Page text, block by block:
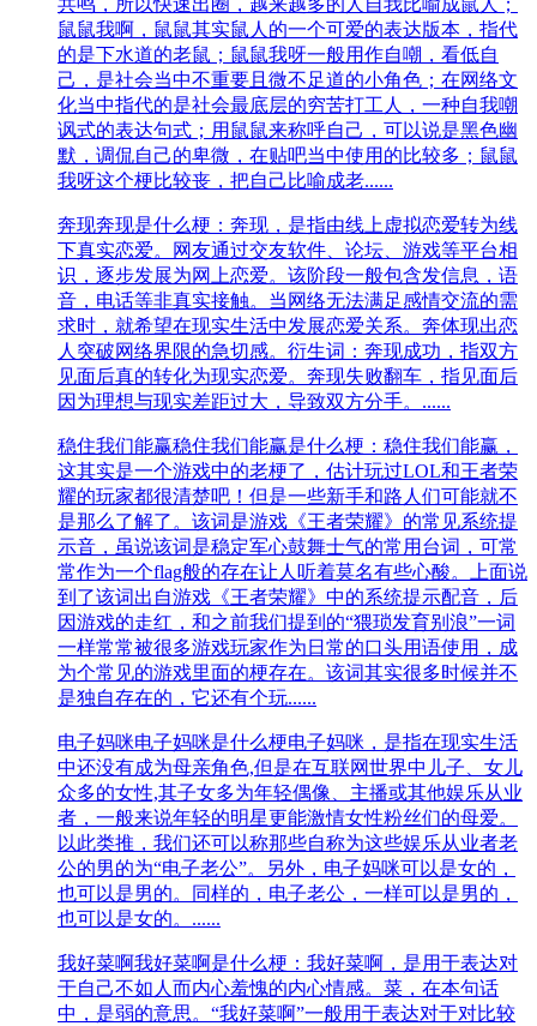
鼠鼠我啊，鼠鼠其实鼠人的一个可爱的表达版本，指代
的是下水道的老鼠；鼠鼠我呀一般用作自嘲，看低自
己，是社会当中不重要且微不足道的小角色；在网络文
化当中指代的是社会最底层的穷苦打工人，一种自我嘲
讽式的表达句式；用鼠鼠来称呼自己，可以说是黑色幽
默，调侃自己的卑微，在贴吧当中使用的比较多；鼠鼠
我呀这个梗比较丧，把自己比喻成老......
奔现奔现是什么梗：奔现，是指由线上虚拟恋爱转为线
下真实恋爱。网友通过交友软件、论坛、游戏等平台相
识，逐步发展为网上恋爱。该阶段一般包含发信息，语
音，电话等非真实接触。当网络无法满足感情交流的需
求时，就希望在现实生活中发展恋爱关系。奔体现出恋
人突破网络界限的急切感。衍生词：奔现成功，指双方
见面后真的转化为现实恋爱。奔现失败翻车，指见面后
因为理想与现实差距过大，导致双方分手。......
稳住我们能赢稳住我们能赢是什么梗：稳住我们能赢，
这其实是一个游戏中的老梗了，估计玩过LOL和王者荣
耀的玩家都很清楚吧！但是一些新手和路人们可能就不
是那么了解了。该词是游戏《王者荣耀》的常见系统提
示音，虽说该词是稳定军心鼓舞士气的常用台词，可常
常作为一个flag般的存在让人听着莫名有些心酸。上面说
到了该词出自游戏《王者荣耀》中的系统提示配音，后
因游戏的走红，和之前我们提到的“猥琐发育别浪”一词
一样常常被很多游戏玩家作为日常的口头用语使用，成
为个常见的游戏里面的梗存在。该词其实很多时候并不
是独自存在的，它还有个玩......
电子妈咪电子妈咪是什么梗电子妈咪，是指在现实生活
中还没有成为母亲角色,但是在互联网世界中儿子、女儿
众多的女性,其子女多为年轻偶像、主播或其他娱乐从业
者，一般来说年轻的明星更能激情女性粉丝们的母爱。
以此类推，我们还可以称那些自称为这些娱乐从业者老
公的男的为“电子老公”。另外，电子妈咪可以是女的，
也可以是男的。同样的，电子老公，一样可以是男的，
也可以是女的。......
我好菜啊我好菜啊是什么梗：我好菜啊，是用于表达对
于自己不如人而内心羞愧的内心情感。菜，在本句话
中，是弱的意思。“我好菜啊”一般用于表达对于对比较